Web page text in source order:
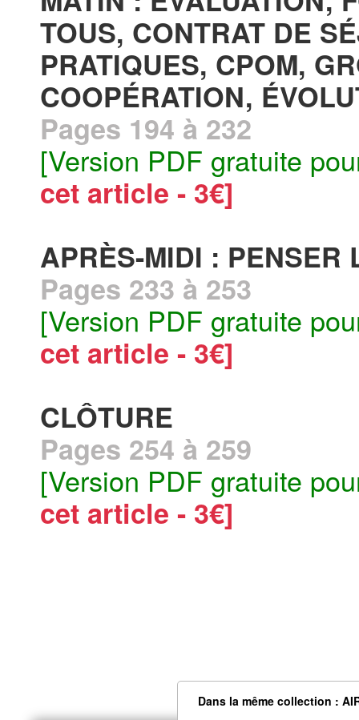
TOUS, CONTRAT DE
PRATIQUES, CPOM,
COOPÉRATION,
Pages 194 à 232
[Version PDF gratuite
cet article - 3€]
APRÈS-MIDI : PENSER
Pages 233 à 253
[Version PDF gratuite
cet article - 3€]
CLÔTURE
Pages 254 à 259
[Version PDF gratuite
cet article - 3€]
Dans la même collection :